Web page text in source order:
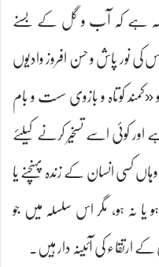
ہے کہ آب و گل کے بسنے
نور پاش و حسن افروز وادیوں
کوتاہ و بازوی سست و بام
کوئی اسے تسخیر کرنے کیلئے
کسی انسان کے زندہ پہنچنے یا
یا نہ ہو، مگر اس سلسلہ میں جو
ارتقاء کی آئینہ دار ہیں۔